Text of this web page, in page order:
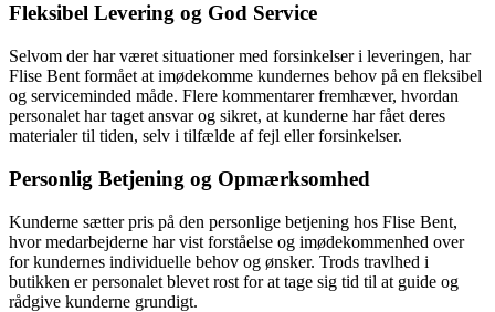
Fleksibel Levering og God Service
Selvom der har været situationer med forsinkelser i leveringen, har
Flise Bent formået at imødekomme kundernes behov på en fleksibel
og serviceminded måde. Flere kommentarer fremhæver, hvordan
personalet har taget ansvar og sikret, at kunderne har fået deres
materialer til tiden, selv i tilfælde af fejl eller forsinkelser.
Personlig Betjening og Opmærksomhed
Kunderne sætter pris på den personlige betjening hos Flise Bent,
hvor medarbejderne har vist forståelse og imødekommenhed over
for kundernes individuelle behov og ønsker. Trods travlhed i
butikken er personalet blevet rost for at tage sig tid til at guide og
rådgive kunderne grundigt.